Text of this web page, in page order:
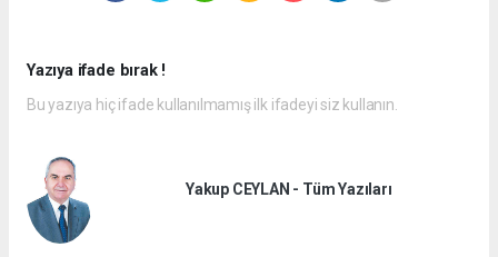
Yazıya ifade bırak !
Bu yazıya hiç ifade kullanılmamış ilk ifadeyi siz kullanın.
Yakup CEYLAN - Tüm Yazıları